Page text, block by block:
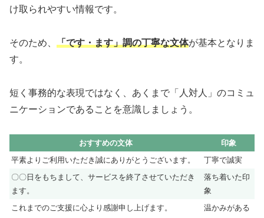
け取られやすい情報です。
そのため、 「です・ます」調の丁寧な文体が基本となりま
す。
短く事務的な表現ではなく、あくまで「人対人」のコミュ
ニケーションであることを意識しましょう。
おすすめの文体
印象
平素よりご利用いただき誠にありがとうございます。
丁寧で誠実
〇〇日をもちまして、サービスを終了させていただき
ます。
落ち着いた印
象
これまでのご支援に心より感謝申し上げます。
温かみがある